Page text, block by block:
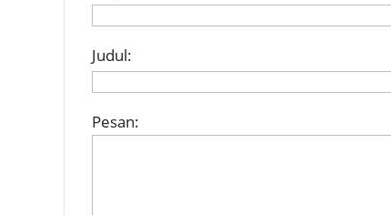
Judul:
Pesan: